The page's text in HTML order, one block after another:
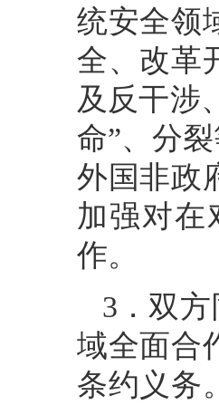
统安全领
全、改革
及反干涉
命”、分
外国非政
加强对在
作。
3．双
域全面合
条约义务